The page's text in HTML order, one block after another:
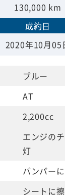
130,000 km
成約日
2020年10月05
ブルー
AT
2,200cc
エンジの
灯
バンパー
シートに